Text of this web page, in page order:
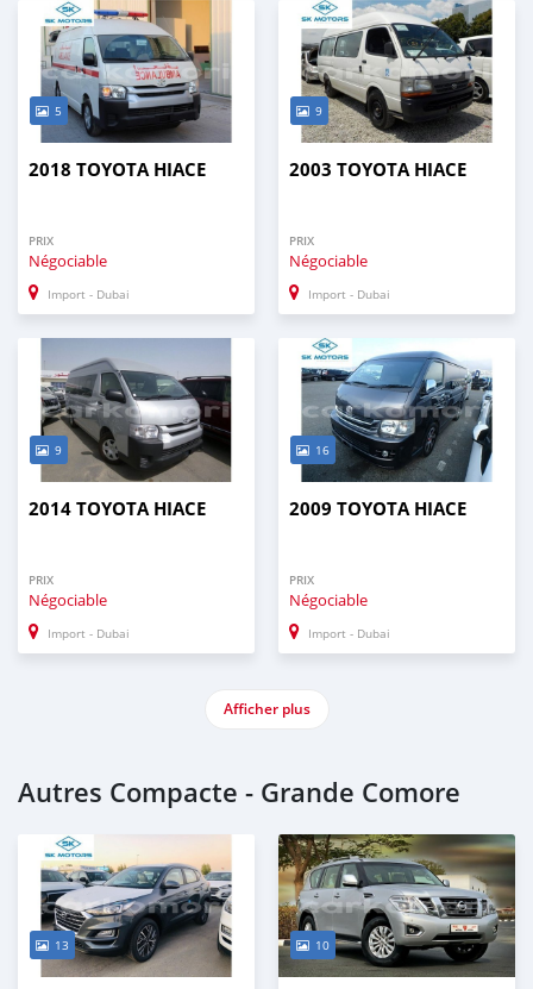
5
2018 TOYOTA HIACE
PRIX
Négociable
Import - Dubai
9
2003 TOYOTA HIACE
PRIX
Négociable
Import - Dubai
9
2014 TOYOTA HIACE
PRIX
Négociable
Import - Dubai
16
2009 TOYOTA HIACE
PRIX
Négociable
Import - Dubai
Afficher plus
Autres Compacte - Grande Comore
13 10